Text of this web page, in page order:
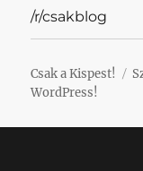
/r/csakblog
Csak a Kispest!
WordPress!